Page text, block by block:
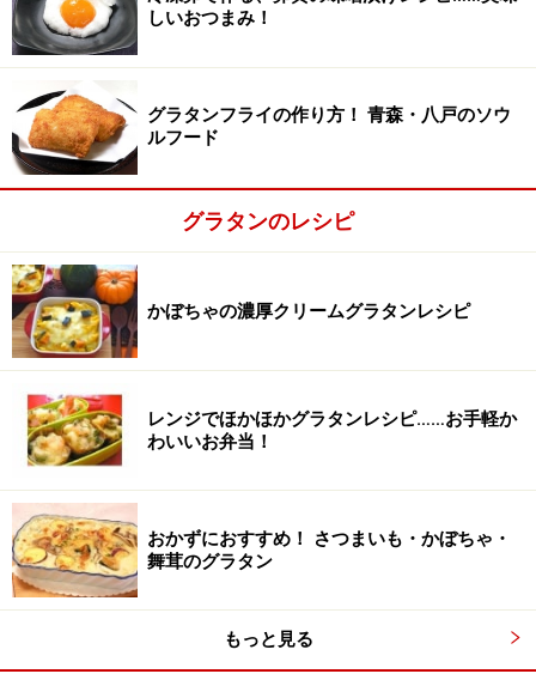
2
弱火で、1分ほど煮る。
鍋に牛乳を入れ、卵を加えてよく混ぜ、うまい棒を手で
砕いて入れ、みじん切り玉ネギを加えて弱火にかけ、と
ろりとなるまで、1分ほど煮る。
しいおつまみ！
グラタンフライの作り方！ 青森・八戸のソウ
ルフード
グラタンのレシピ
かぼちゃの濃厚クリームグラタンレシピ
レンジでほかほかグラタンレシピ……お手軽か
わいいお弁当！
おかずにおすすめ！ さつまいも・かぼちゃ・
舞茸のグラタン
もっと見る